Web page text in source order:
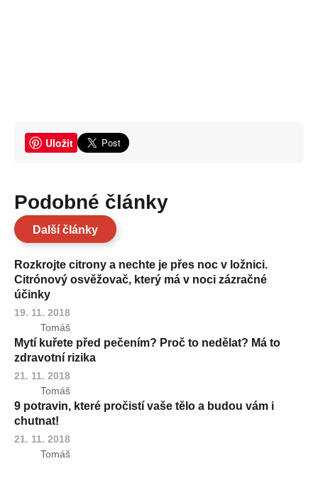
Uložit
Podobné články
Další články
Rozkrojte citrony a nechte je přes noc v ložnici.
Citrónový osvěžovač, který má v noci zázračné
účinky
19. 11. 2018
Tomáš
Mytí kuřete před pečením? Proč to nedělat? Má to
zdravotní rizika
21. 11. 2018
Tomáš
9 potravin, které pročistí vaše tělo a budou vám i
chutnat!
21. 11. 2018
Tomáš